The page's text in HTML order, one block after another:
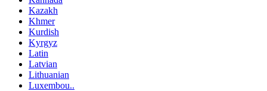
Kazakh
Khmer
Kurdish
Kyrgyz
Latin
Latvian
Lithuanian
Luxembou..